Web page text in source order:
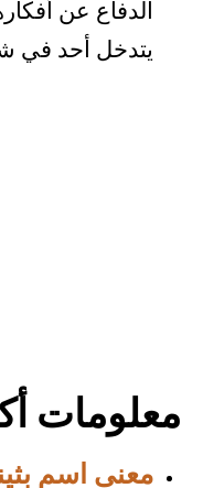
الدفاع عن
يتدخل أحد في
معلومات
معنى اسم